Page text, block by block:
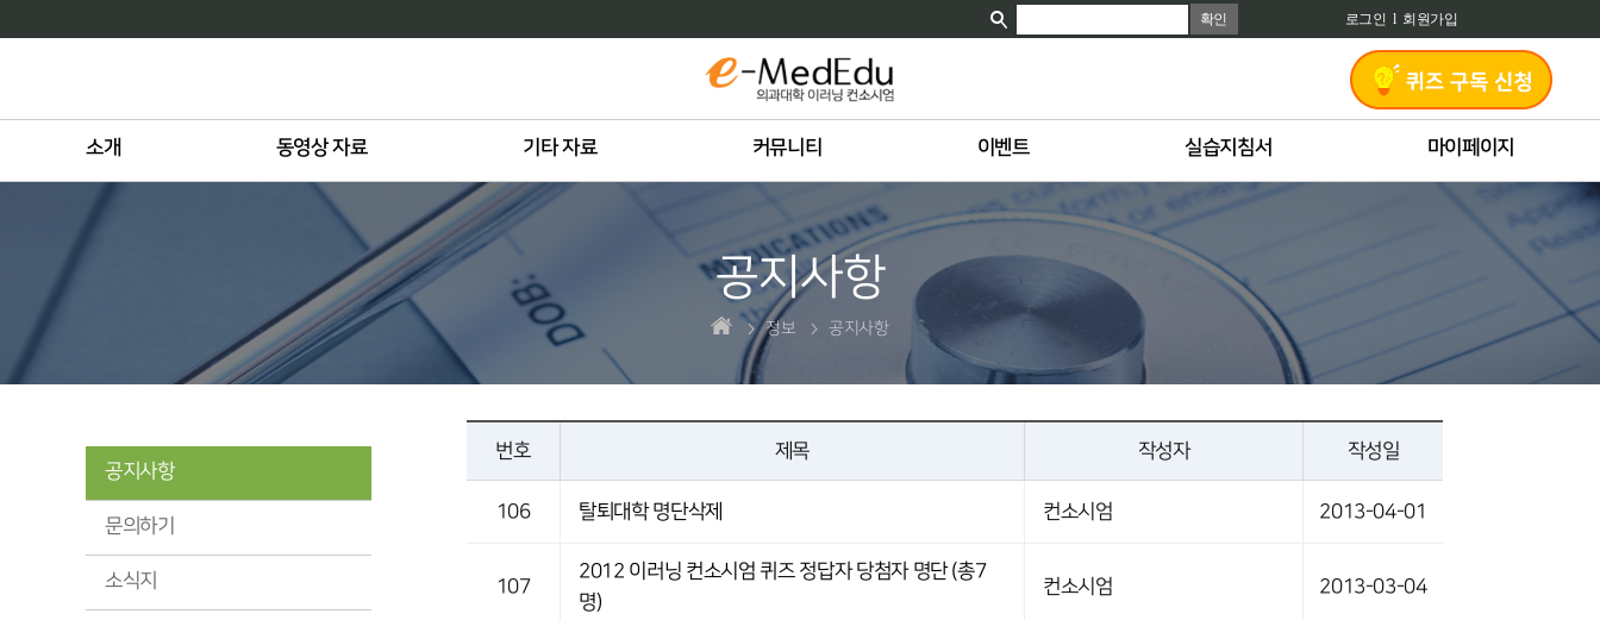
로그인 l 회원가입
확인
소개 동영상 자료 기타 자료 커뮤니티 이벤트 실습지침서 마이페이지
공지사항
정보 공지사항
공지사항
문의하기
소식지
번호 제목 작성자 작성일
106 탈퇴대학 명단삭제 컨소시엄 2013-04-01
107
2012 이러닝 컨소시엄 퀴즈 정답자 당첨자 명단 (총7
명)
컨소시엄 2013-03-04